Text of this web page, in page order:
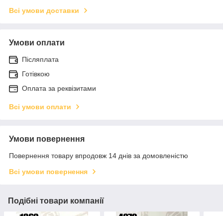
Всі умови доставки
Умови оплати
Післяплата
Готівкою
Оплата за реквізитами
Всі умови оплати
Умови повернення
Повернення товару впродовж 14 днів за домовленістю
Всі умови повернення
Подібні товари компанії